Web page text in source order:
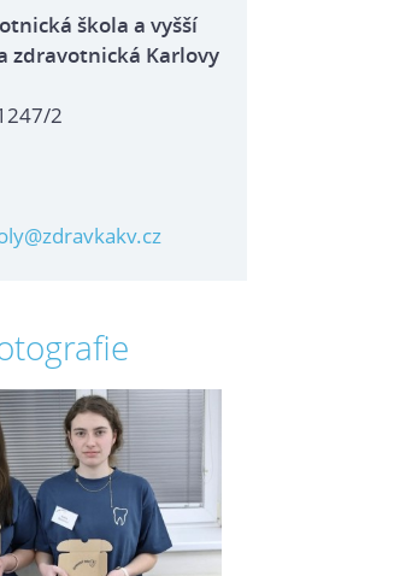
škola a vyšší
zdravotnická Karlovy
2